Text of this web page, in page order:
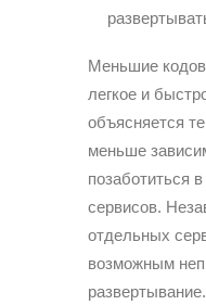
Меньшие
легкое и
объясняется
меньше
позаботиться
сервисов.
отдельных
возможным